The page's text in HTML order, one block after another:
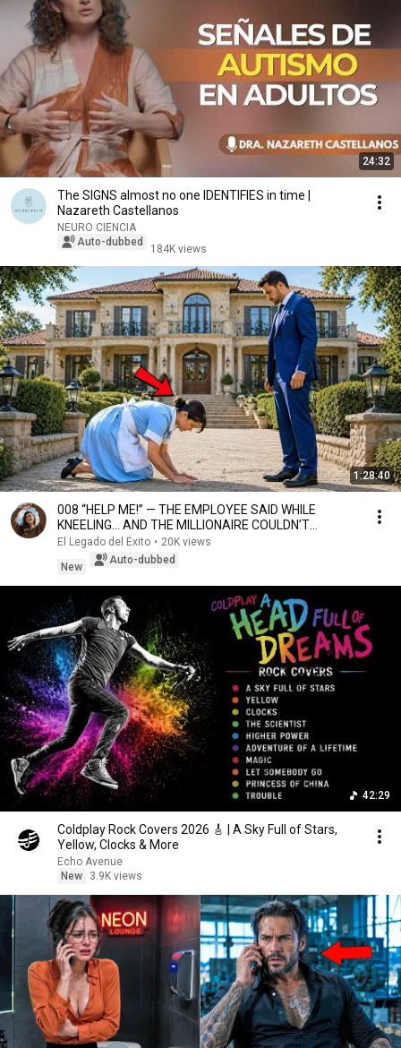
24:32
The SIGNS almost no one IDENTIFIES in time |
Nazareth Castellanos
NEURO CIENCIA
Auto-dubbed
184K views
1:28:40
008 “HELP ME!” — THE EMPLOYEE SAID WHILE
KNEELING… AND THE MILLIONAIRE COULDN’T
BELIEVE IT
El Legado del Éxito • 20K views
New
Auto-dubbed
42:29
Coldplay Rock Covers 2026 🎸 | A Sky Full of Stars,
Yellow, Clocks & More
Echo Avenue
New
3.9K views